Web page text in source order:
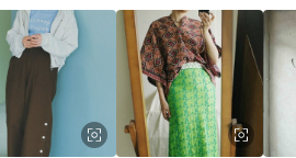
折扣優惠後之最終發票金額計算，
主。 6. 訂單如有使用東森購物
不限於東森幣、樂透金、東森現金
細請依東森購物ETMall之結帳頁面
單一商品最高回饋點數」機制(特
，以同一訂單中同一商品不論件數
購物所設定的回饋機制為準。